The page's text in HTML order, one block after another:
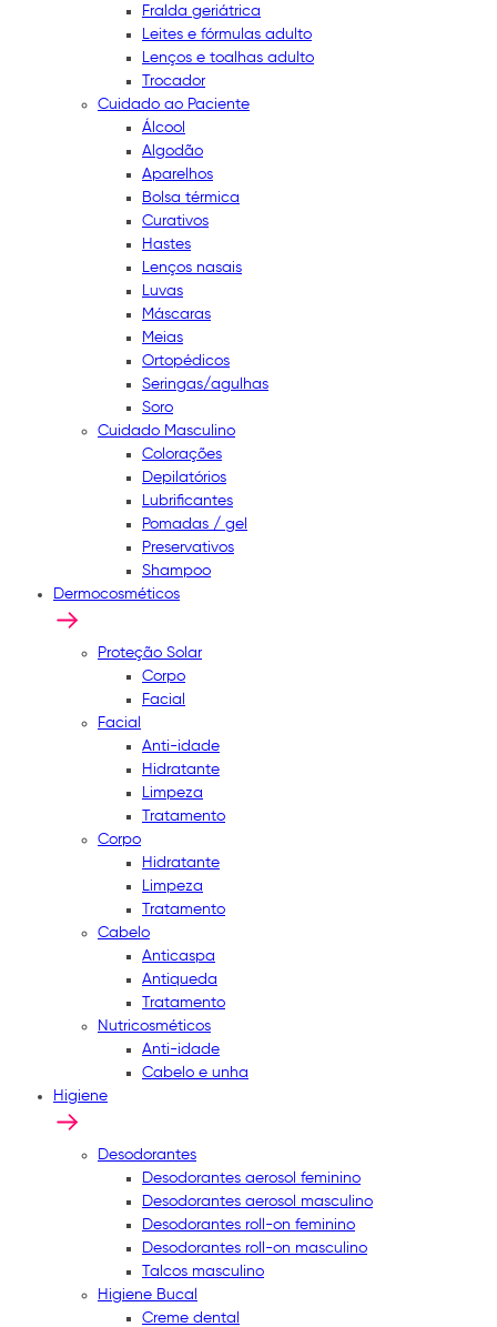
Fralda geriátrica
Leites e fórmulas adulto
Lenços e toalhas adulto
Trocador
Cuidado ao Paciente
Álcool
Algodão
Aparelhos
Bolsa térmica
Curativos
Hastes
Lenços nasais
Luvas
Máscaras
Meias
Ortopédicos
Seringas/agulhas
Soro
Cuidado Masculino
Colorações
Depilatórios
Lubrificantes
Pomadas / gel
Preservativos
Shampoo
Dermocosméticos
Proteção Solar
Corpo
Facial
Facial
Anti-idade
Hidratante
Limpeza
Tratamento
Corpo
Hidratante
Limpeza
Tratamento
Cabelo
Anticaspa
Antiqueda
Tratamento
Nutricosméticos
Anti-idade
Cabelo e unha
Higiene
Desodorantes
Desodorantes aerosol feminino
Desodorantes aerosol masculino
Desodorantes roll-on feminino
Desodorantes roll-on masculino
Talcos masculino
Higiene Bucal
Creme dental